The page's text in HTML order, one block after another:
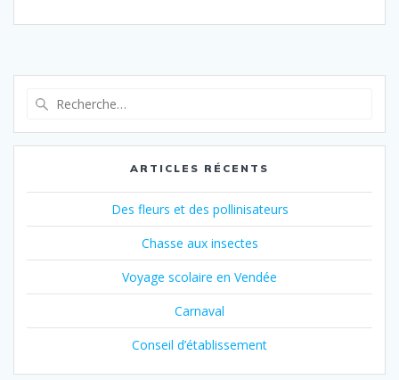
:
ARTICLES RÉCENTS
Des fleurs et des pollinisateurs
Chasse aux insectes
Voyage scolaire en Vendée
Carnaval
Conseil d’établissement